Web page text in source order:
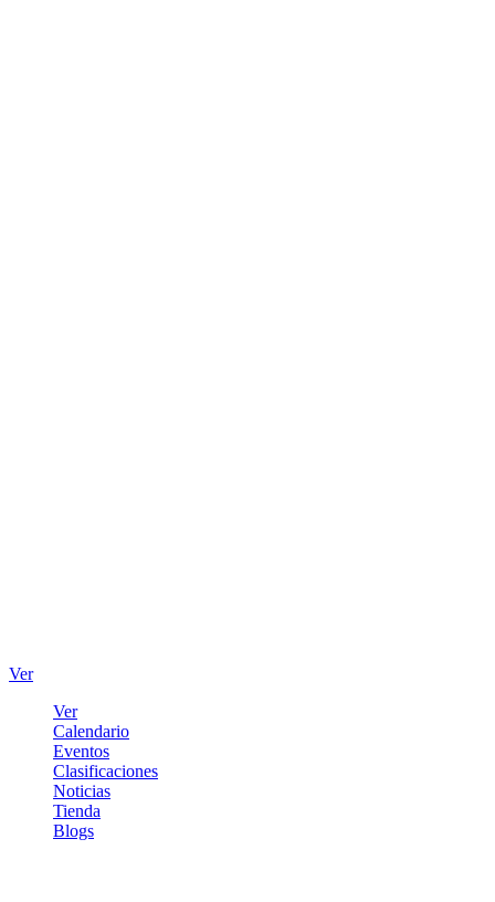
Ver
Ver
Calendario
Eventos
Clasificaciones
Noticias
Tienda
Blogs